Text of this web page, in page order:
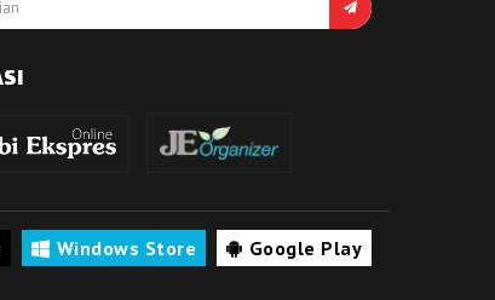
Windows Store Google Play